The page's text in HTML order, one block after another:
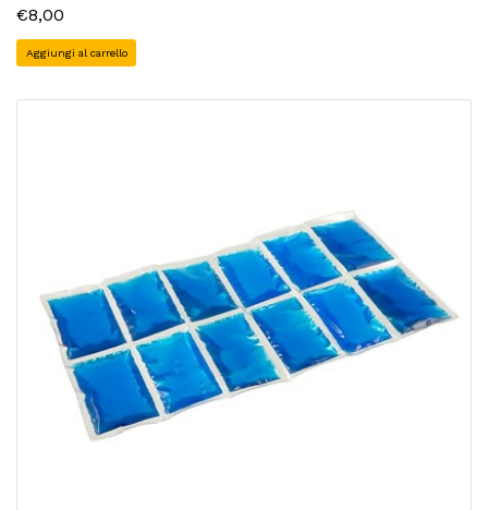
€8,00
Aggiungi al carrello